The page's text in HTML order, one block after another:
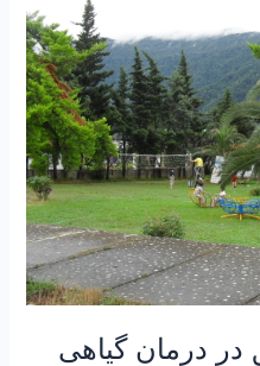
در درمان گیاهی